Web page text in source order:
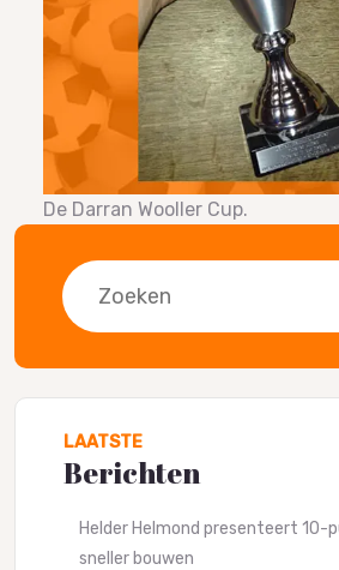
De Darran Wooller Cup.
Zoeken
LAATSTE
Berichten
Helder Helmond presenteert 10-
sneller bouwen